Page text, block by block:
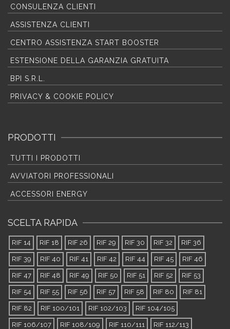
CONSULENZA CLIENTI
ASSISTENZA CLIENTI
CENTRO ASSISTENZA START BOOSTER
ESTENSIONE DELLA GARANZIA GRATUITA
BPI S.R.L.
PRIVACY & COOKIE POLICY
PRODOTTI
TUTTI I PRODOTTI
AVVIATORI PROFESSIONALI
ACCESSORI ENERGY
SCELTA RAPIDA
RIF 14 RIF 18 RIF 26 RIF 29 RIF 30 RIF 32 RIF 36
RIF 39 RIF 40 RIF 41 RIF 42 RIF 44 RIF 45 RIF 46
RIF 47 RIF 48 RIF 49 RIF 50 RIF 51 RIF 52 RIF 53
RIF 54 RIF 55 RIF 56 RIF 57 RIF 58 RIF 80 RIF 81
RIF 82 RIF 100/101 RIF 102/103 RIF 104/105
RIF 106/107 RIF 108/109 RIF 110/111 RIF 112/113